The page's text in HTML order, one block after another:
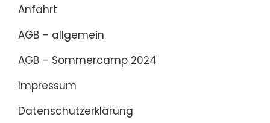
Anfahrt
AGB – allgemein
AGB – Sommercamp 2024
Impressum
Datenschutzerklärung